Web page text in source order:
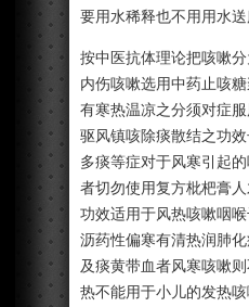
要用水稀释也不用用水送
按中医抗体理论把咳嗽
内伤咳嗽选用中药止咳
有寒热温凉之分须对症
驱风镇咳除痰散结之功
多痰等症对于风寒引起
者切勿使用复方枇杷膏
功效适用于风热咳嗽咽
沥药性偏寒有清热润肺
及痰黄带血者风寒咳嗽
热不能用于小儿的发热